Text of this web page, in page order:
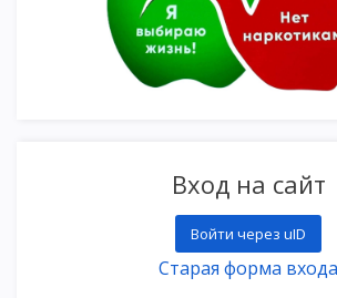
Вход на сайт
Войти через uID
Старая форма входа